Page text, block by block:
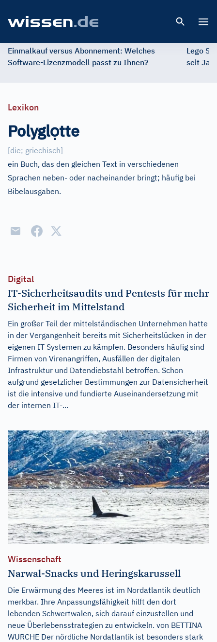
Einmalkauf versus Abonnement: Welches
Software-Lizenzmodell passt zu Ihnen?
Lego
seit
Lexikon
Polyglọtte
[die; griechisch]
ein Buch, das den gleichen Text in verschiedenen
Sprachen neben- oder nacheinander bringt; häufig bei
Bibelausgaben.
Digital
IT-Sicherheitsaudits und Pentests für mehr
Sicherheit im Mittelstand
Ein großer Teil der mittelständischen Unternehmen hatte
in der Vergangenheit bereits mit Sicherheitslücken in der
eigenen IT Systemen zu kämpfen. Besonders häufig sind
Firmen von Virenangriffen, Ausfällen der digitalen
Infrastruktur und Datendiebstahl betroffen. Schon
aufgrund gesetzlicher Bestimmungen zur Datensicherheit
ist die intensive und fundierte Auseinandersetzung mit
der internen IT-...
Wissenschaft
Narwal-Snacks und Heringskarussell
Die Erwärmung des Meeres ist im Nordatlantik deutlich
merkbar. Ihre Anpassungsfähigkeit hilft den dort
lebenden Schwertwalen, sich darauf einzustellen und
neue Überlebensstrategien zu entwickeln. von BETTINA
WURCHE Der nördliche Nordatlantik ist besonders stark